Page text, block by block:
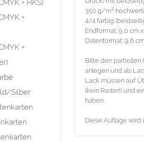
+ HKS)
+
+
Silber
350 g/m²
4/4 farbig
Endformat: 9,0 cm
Datenformat: 9,6
Bitte den partiellen
anlegen und als
Lack müssen auf
(kein Raster!) und
haben.
Diese Auflage wird